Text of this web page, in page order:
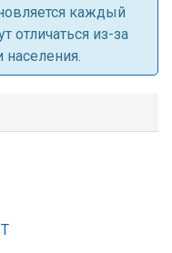
каждый
отличаться из-за
населения.